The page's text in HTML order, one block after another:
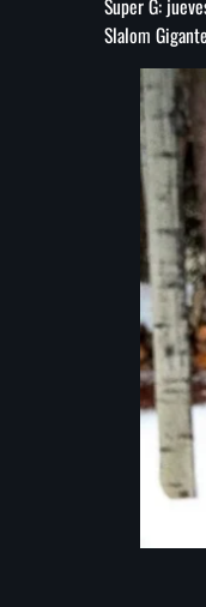
Super G:
Slalom